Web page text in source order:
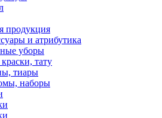
продукция
и атрибутика
уборы
тату
тиары
наборы